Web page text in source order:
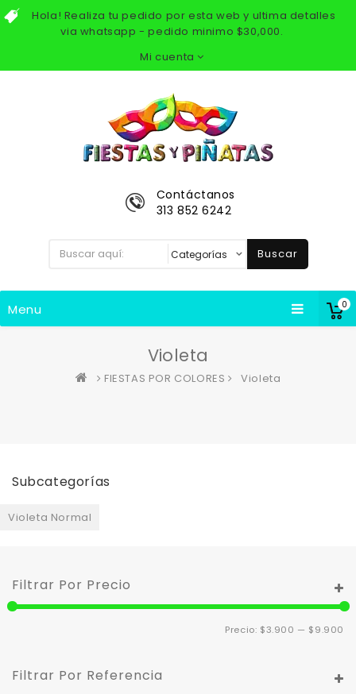
Hola! Realiza tu pedido por esta web y ultima detalles
via whatsapp - pedido minimo $30,000.
Mi cuenta
0
Contáctanos
313 852 6242
Buscar
Menu
Violeta
FIESTAS POR COLORES Violeta
Subcategorías
Violeta Normal
Filtrar Por Precio
Precio: $3.900 — $9.900
Filtrar Por Referencia